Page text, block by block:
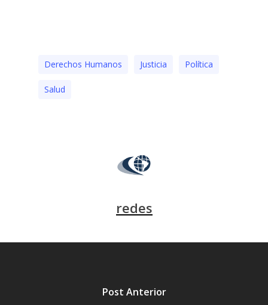
Derechos Humanos Justicia Polí­tica
Salud
redes
Post Anterior